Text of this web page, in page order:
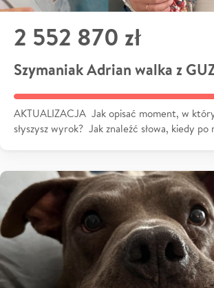
2 552 870 zł
Szymaniak Adrian walka z
AKTUALIZACJA Jak opisać moment, w
słyszysz wyrok? Jak znaleźć słowa, kiedy